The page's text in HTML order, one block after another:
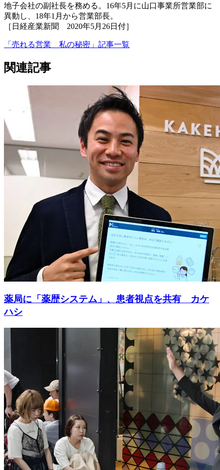
地子会社の副社長を務める。16年5月に山口事業所営業部に
異動し、18年1月から営業部長。
［日経産業新聞 2020年5月26日付］
「売れる営業 私の秘密」記事一覧
関連記事
薬局に「薬歴システム」、患者視点を共有 カケ
ハシ